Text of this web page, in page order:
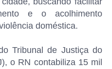
e o acolhimento
doméstica.
Tribunal de Justiça do
o RN contabiliza 15 mil